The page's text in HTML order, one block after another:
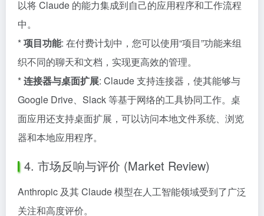
以将 Claude 的能力集成到自己的应用程序和工作流程
中。
*项目功能: 在付费计划中，您可以使用“项目”功能来组
织不同的聊天和文档，实现更高效的管理。
*连接器与桌面扩展: Claude 支持连接器，使其能够与
Google Drive、Slack 等基于网络的工具协同工作。桌
面应用还支持桌面扩展，可以访问本地文件系统、浏览
器和本地应用程序。
4. 市场反响与评价 (Market Review)
Anthropic 及其 Claude 模型在人工智能领域受到了广泛
关注和高度评价。